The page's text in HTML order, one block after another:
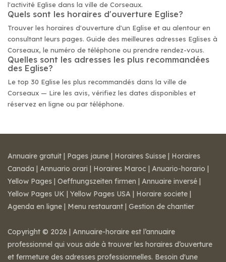
l'activité Eglise dans la ville de Corseaux.
Quels sont les horaires d'ouverture Eglise?
Trouver les horaires d'ouverture d'un Eglise et au alentour en
consultant leurs pages. Guide des meilleures adresses Eglises à
Corseaux, le numéro de téléphone ou prendre rendez-vous.
Quelles sont les adresses les plus recommandées
des Eglise?
Le top 30 Eglise les plus recommandés dans la ville de
Corseaux — Lire les avis, vérifiez les dates disponibles et
réservez en ligne ou par téléphone.
Annuaire gratuit | Pages jaune | Horaires Suisse | Horaires
Canada | Annuario orari | Horaires Maroc | Anuario-horario |
Yellow Pages | Oeffnungszeiten firmen | Annuaire inversé |
Yellow Pages UK | Yellow Pages USA | Horaire societe |
Agenda en ligne | Menu restaurant | Gestion de chantier
Copyright © 2026 | Annuaire-horaire est l’annuaire
professionnel qui vous aide à trouver les horaires d’ouverture
et fermeture des adresses professionnelles. Besoin d'une